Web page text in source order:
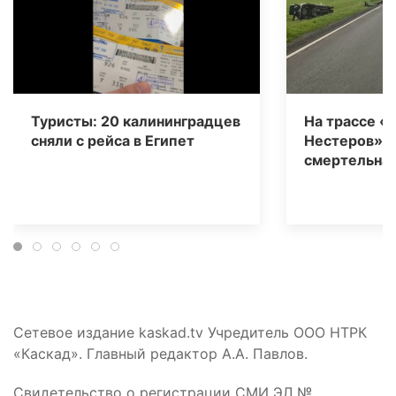
Туристы: 20 калининградцев
сняли с рейса в Египет
На трассе
Нестеров»
Сетевое издание kaskad.tv Учредитель ООО НТРК
«Каскад». Главный редактор А.А. Павлов.
Свидетельство о регистрации СМИ ЭЛ №